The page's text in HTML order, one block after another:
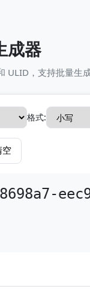
成器
ULID，支持批量生
格式:
空